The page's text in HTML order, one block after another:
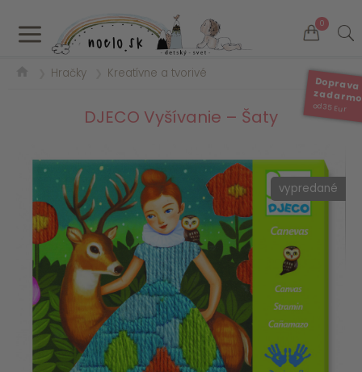
a 0
Doprava
od 35 Eur
Hračky Kreatívne a tvorivé
DJECO Vyšívanie – Šaty
vypredané